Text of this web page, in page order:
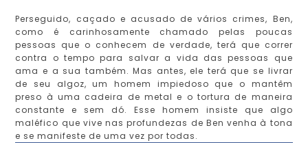
Perseguido, caçado e acusado de vários crimes, Ben,
como é carinhosamente chamado pelas poucas
pessoas que o conhecem de verdade, terá que correr
contra o tempo para salvar a vida das pessoas que
ama e a sua também. Mas antes, ele terá que se livrar
de seu algoz, um homem impiedoso que o mantêm
preso à uma cadeira de metal e o tortura de maneira
constante e sem dó. Esse homem insiste que algo
maléfico que vive nas profundezas de Ben venha à tona
e se manifeste de uma vez por todas.